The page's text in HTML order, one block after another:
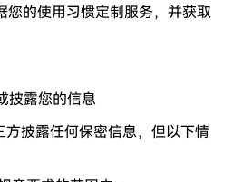
您的使用习惯定制服务，并获取
披露您的信息
方披露任何保密信息，但以下情